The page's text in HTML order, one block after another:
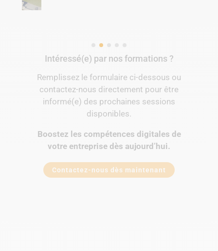
Intéressé(e) par nos formations ?
Remplissez le formulaire ci-dessous ou
contactez-nous directement pour être
informé(e) des prochaines sessions
disponibles.
Boostez les compétences digitales de
votre entreprise dès aujourd’hui.
Contactez-nous dès maintenant